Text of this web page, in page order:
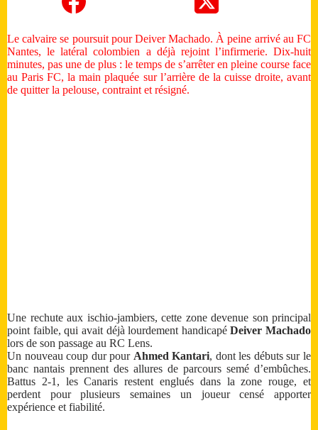
Le calvaire se poursuit pour Deiver Machado. À peine arrivé au FC
Nantes, le latéral colombien a déjà rejoint l’infirmerie. Dix-huit
minutes, pas une de plus : le temps de s’arrêter en pleine course face
au Paris FC, la main plaquée sur l’arrière de la cuisse droite, avant
de quitter la pelouse, contraint et résigné.
Une rechute aux ischio-jambiers, cette zone devenue son principal
point faible, qui avait déjà lourdement handicapéDeiver Machado
lors de son passage au RC Lens.
Un nouveau coup dur pour Ahmed Kantari, dont les débuts sur le
banc nantais prennent des allures de parcours semé d’embûches.
Battus 2-1, les Canaris restent englués dans la zone rouge, et
perdent pour plusieurs semaines un joueur censé apporter
expérience et fiabilité.